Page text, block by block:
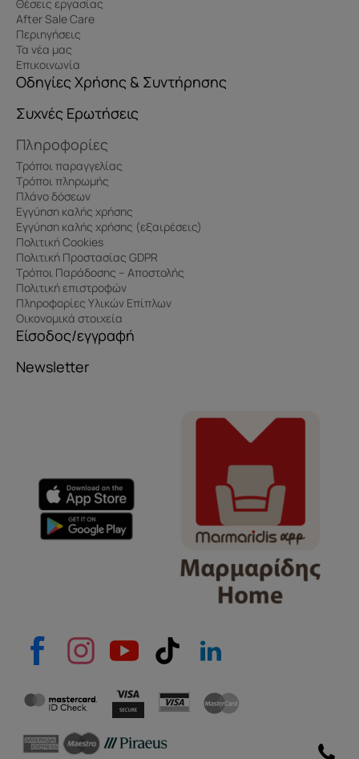
Θέσεις εργασίας
After Sale Care
Περιηγήσεις
Τα νέα μας
Επικοινωνία
Οδηγίες Χρήσης & Συντήρησης
Συχνές Ερωτήσεις
Πληροφορίες
Τρόποι παραγγελίας
Τρόποι πληρωμής
Πλάνο δόσεων
Εγγύηση καλής χρήσης
Εγγύηση καλής χρήσης (εξαιρέσεις)
Πολιτική Cookies
Πολιτική Προστασίας GDPR
Τρόποι Παράδοσης – Αποστολής
Πολιτική επιστροφών
Πληροφορίες Υλικών Επίπλων
Οικονομικά στοιχεία
Είσοδος/εγγραφή
Newsletter